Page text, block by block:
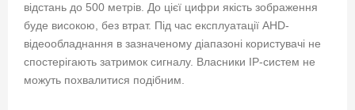
відстань до 500 метрів. До цієї цифри якість зображення
буде високою, без втрат. Під час експлуатації AHD-
відеообладнання в зазначеному діапазоні користувачі не
спостерігають затримок сигналу. Власники IP-систем не
можуть похвалитися подібним.